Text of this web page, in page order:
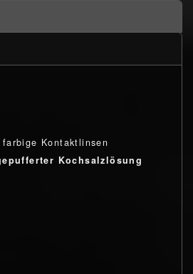
Kontaktlinsen
Kochsalzlösung